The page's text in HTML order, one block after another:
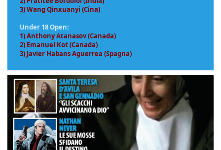
3) Wang Qinxuanyi (Cina)
Under 18 Open:
1) Anthony Atanasov (Canada)
2) Emanuel Kot (Canada)
3) Javier Habans Aguerrea (Spagna)